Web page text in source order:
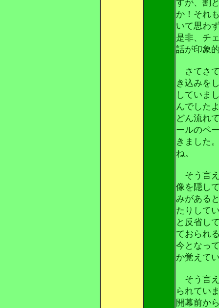
すが、割
か！それ
いて思わ
是非、チ
話が印象
さてさて
き込みを
していま
んでした
どん流れ
ールのペ
きました
ね。
そう言え
像を隠し
みがある
たりして
と反省し
ておられ
今となっ
か覚えて
そう言え
られてい
開幕前か